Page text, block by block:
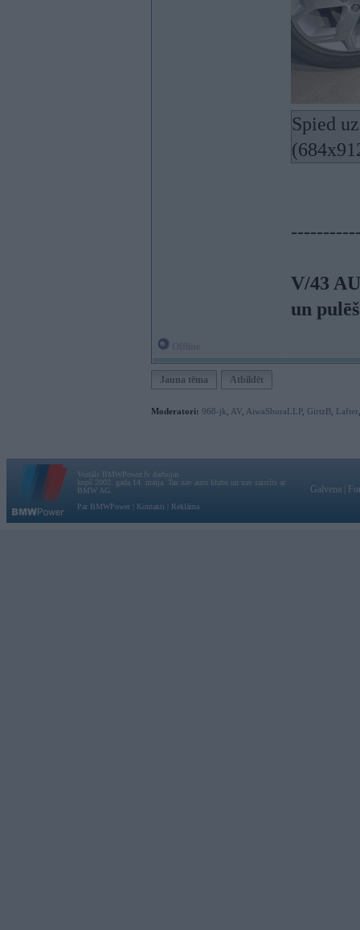
Spied
V/43
un
Jauna tēma Atbildēt
Moderatori: 968-jk AV AiwaShuraLLP, GirtzB Lafter
Vortāls BMWPower.lv darbojas
kopš 2002. gada 14. maija. Tas nav auto klubs un nav saistīts ar
BMW AG.
Par BMWPower
Kontakti Reklāma
Galvena